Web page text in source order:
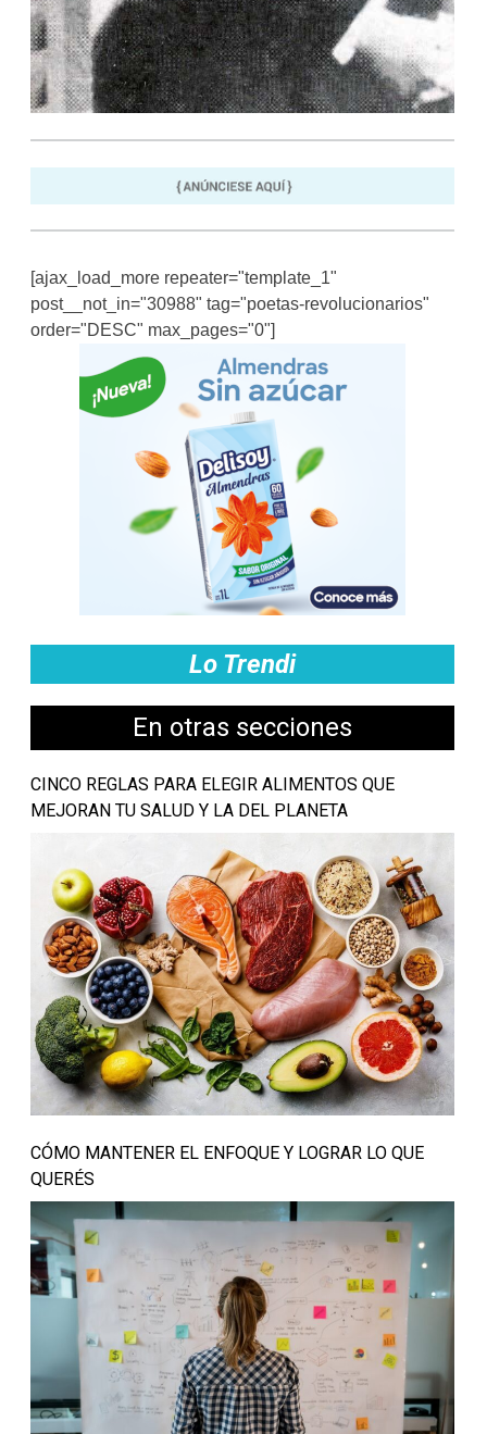
[ajax_load_more repeater="template_1"
post__not_in="30988" tag="poetas-revolucionarios"
order="DESC" max_pages="0"]
Lo Trendi
En otras secciones
CINCO REGLAS PARA ELEGIR ALIMENTOS QUE
MEJORAN TU SALUD Y LA DEL PLANETA
CÓMO MANTENER EL ENFOQUE Y LOGRAR LO QUE
QUERÉS